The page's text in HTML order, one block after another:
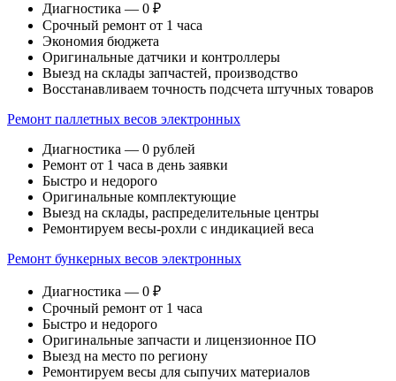
Диагностика — 0 ₽
Срочный ремонт от 1 часа
Экономия бюджета
Оригинальные датчики и контроллеры
Выезд на склады запчастей, производство
Восстанавливаем точность подсчета штучных товаров
Ремонт паллетных весов электронных
Диагностика — 0 рублей
Ремонт от 1 часа в день заявки
Быстро и недорого
Оригинальные комплектующие
Выезд на склады, распределительные центры
Ремонтируем весы-рохли с индикацией веса
Ремонт бункерных весов электронных
Диагностика — 0 ₽
Срочный ремонт от 1 часа
Быстро и недорого
Оригинальные запчасти и лицензионное ПО
Выезд на место по региону
Ремонтируем весы для сыпучих материалов